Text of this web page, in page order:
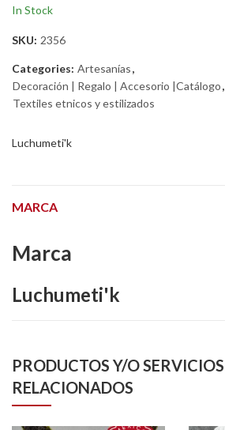
In Stock
SKU: 2356
Categories: Artesanías,
Decoración | Regalo | Accesorio |Catálogo,
Textiles etnicos y estilizados
Luchumeti'k
MARCA
Marca
Luchumeti'k
PRODUCTOS Y/O SERVICIOS
RELACIONADOS